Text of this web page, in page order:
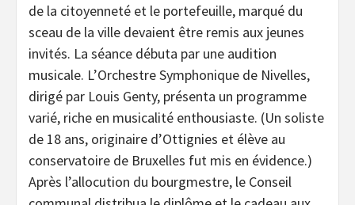
de la citoyenneté et le portefeuille, marqué du
sceau de la ville devaient être remis aux jeunes
invités. La séance débuta par une audition
musicale. L’Orchestre Symphonique de Nivelles,
dirigé par Louis Genty, présenta un programme
varié, riche en musicalité enthousiaste. (Un soliste
de 18 ans, originaire d’Ottignies et élève au
conservatoire de Bruxelles fut mis en évidence.)
Après l’allocution du bourgmestre, le Conseil